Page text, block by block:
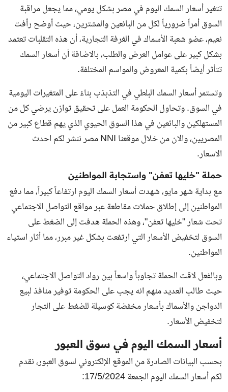
تتغير أسعار السمك اليوم في مصر بشكل يومي، مما يجعل مراقبة
السوق أمراً ضرورياً لكل من البائعين والمشترين، حيث أوضح رأفت
نعيم، عضو شعبة الأسماك في الغرفة التجارية، أن هذه التقلبات تعتمد
بشكل كبير على عوامل العرض والطلب، بالاضافة أن أسعار السمك
تتأثر أيضاً بكمية المعروض والمواسم المختلفة.
وتستمر أسعار السمك البلطي في التذبذب بناءً على المتغيرات اليومية
في السوق. وتحاول الحكومة العمل على تحقيق توازن يرضي كل من
المستهلكين والبائعين في هذا السوق الحيوي الذي يهم قطاع كبير من
المصريين، والان من خلال موقعنا NNI مصر ننشر لكم احدث
الاسعار.
حملة "خليها تعفن" واستجابة المواطنين
مع بداية شهر مايو، شهدت أسعار السمك اليوم ارتفاعاً كبيراً، مما دفع
المواطنين إلى إطلاق حملات مقاطعة عبر مواقع التواصل الاجتماعي
تحت شعار "خليها تعفن"، وهذه الحملة هدفت إلى الضغط على
السوق لتخفيض الأسعار التي ارتفعت بشكل غير مبرر، مما أثار استياء
المواطنين.
وبالفعل لاقت الحملة تجاوباً واسعاً بين رواد التواصل الاجتماعي،
حيث طالب العديد منهم انه يجب على الحكومة توفير منافذ لبيع
الدواجن والأسماك بأسعار مخفضة كوسيلة للضغط على التجار
لتخفيض الأسعار.
أسعار السمك اليوم في سوق العبور
بحسب البيانات الصادرة من الموقع الإلكتروني لسوق العبور، نقدم
لكمأسعار السمك اليوم الجمعة 17/5/2024: